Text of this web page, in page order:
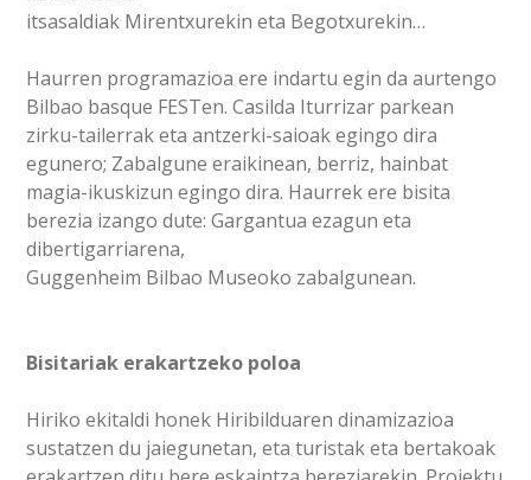
itsasaldiak Mirentxurekin eta Begotxurekin…
Haurren programazioa ere indartu egin da aurtengo
Bilbao basque FESTen. Casilda Iturrizar parkean
zirku-tailerrak eta antzerki-saioak egingo dira
egunero; Zabalgune eraikinean, berriz, hainbat
magia-ikuskizun egingo dira. Haurrek ere bisita
berezia izango dute: Gargantua ezagun eta
dibertigarriarena,
Guggenheim Bilbao Museoko zabalgunean.
Bisitariak erakartzeko poloa
Hiriko ekitaldi honek Hiribilduaren dinamizazioa
sustatzen du jaiegunetan, eta turistak eta bertakoak